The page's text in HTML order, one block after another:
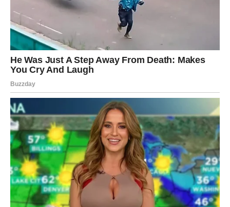
VAGA
Poruka sudbine
Sudbina vam šalje ljude koji imaju važnu ulogu u vašem
životu.
Šta vam donosi džjotiš?